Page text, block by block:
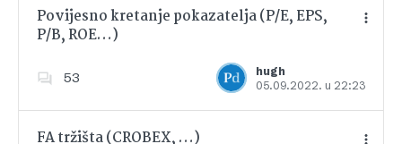
Povijesno kretanje pokazatelja (P/E, EPS,
P/B, ROE…)
53
hugh
05.09.2022. u 22:23
Dodajte u favorite
FA tržišta (CROBEX, …)